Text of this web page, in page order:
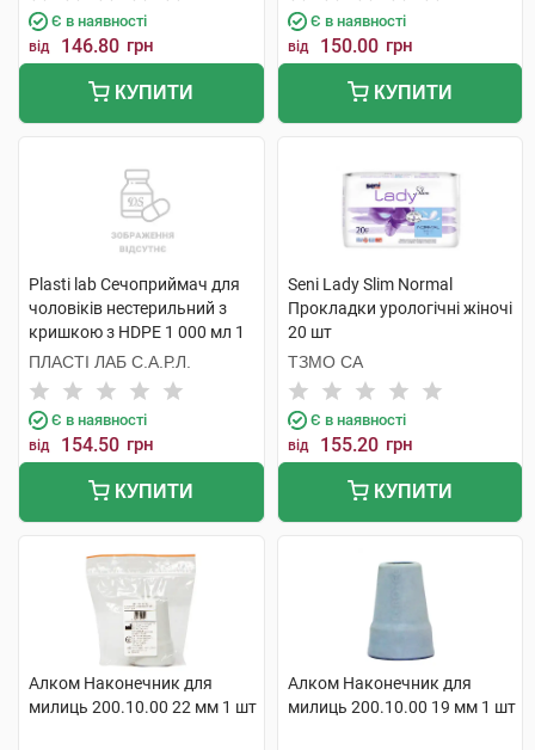
Є в наявності
від 146.80 грн
КУПИТИ
Є в наявності
від 150.00 грн
КУПИТИ
Plasti lab Сечоприймач для
чоловіків нестерильний з
кришкою з HDPE 1 000 мл 1
шт
ПЛАСТІ ЛАБ С.А.Р.Л.
Є в наявності
від 154.50 грн
КУПИТИ
Seni Lady Slim Normal
Прокладки урологічні жіночі
20 шт
ТЗМО СА
Є в наявності
від 155.20 грн
КУПИТИ
Алком Наконечник для
милиць 200.10.00 22 мм 1 шт
Алком Наконечник для
милиць 200.10.00 19 мм 1 шт